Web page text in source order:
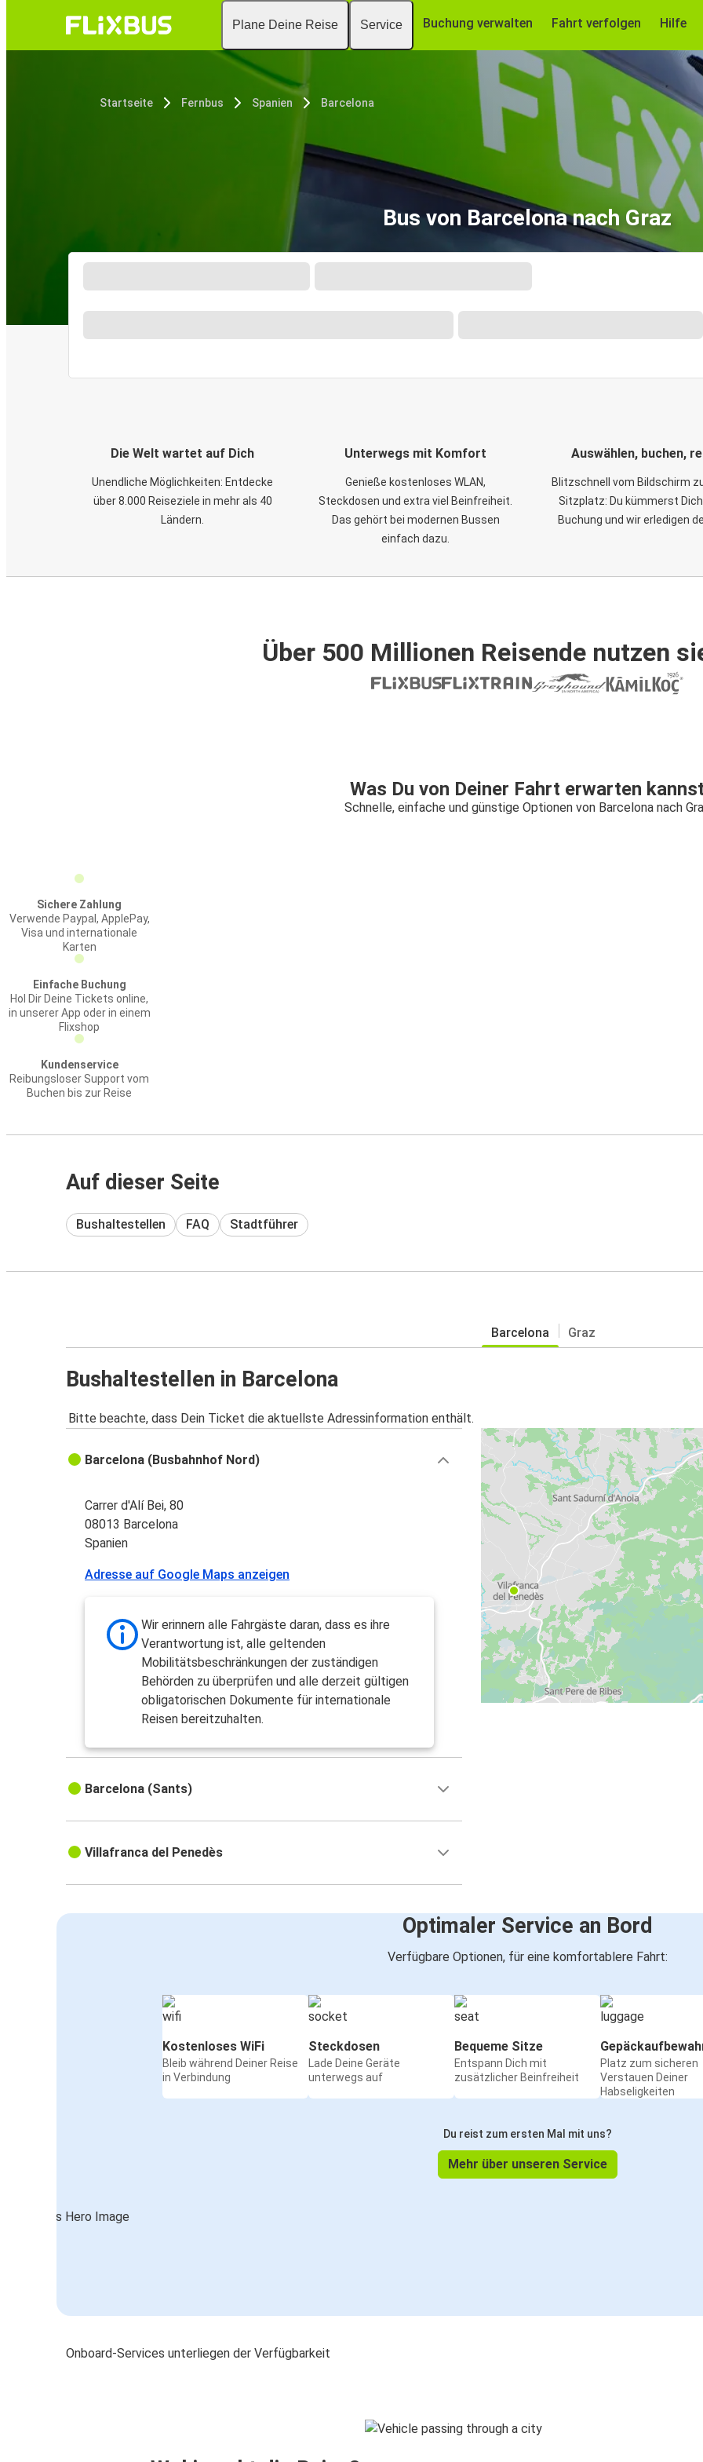
Plane Deine Reise Service Buchung verwalten Fahrt verfolgen Hilfe
Startseite Fernbus Spanien Barcelona
Bus von Barcelona nach Graz
Die Welt wartet auf Dich
Unendliche Möglichkeiten: Entdecke
über 8.000 Reiseziele in mehr als 40
Ländern.
Unterwegs mit Komfort
Genieße kostenloses WLAN,
Steckdosen und extra viel Beinfreiheit.
Das gehört bei modernen Bussen
einfach dazu.
Auswählen, buchen,
Blitzschnell vom Bildschirm
Sitzplatz: Du kümmerst
Buchung und wir erledigen
Über 500 Millionen Reisende nutzen
Was Du von Deiner Fahrt erwarten
Schnelle, einfache und günstige Optionen von Barcelona nach
Sichere Zahlung
Verwende Paypal, ApplePay,
Visa und internationale
Karten
Einfache Buchung
Hol Dir Deine Tickets online,
in unserer App oder in einem
Flixshop
Kundenservice
Reibungsloser Support vom
Buchen bis zur Reise
Auf dieser Seite
Bushaltestellen FAQ Stadtführer
Barcelona Graz
Bushaltestellen in Barcelona
Bitte beachte, dass Dein Ticket die aktuellste Adressinformation enthält.
Barcelona (Busbahnhof Nord)
Carrer d'Alí Bei, 80
08013 Barcelona
Spanien
Adresse auf Google Maps anzeigen
Wir erinnern alle Fahrgäste daran, dass es ihre
Verantwortung ist, alle geltenden
Mobilitätsbeschränkungen der zuständigen
Behörden zu überprüfen und alle derzeit gültigen
obligatorischen Dokumente für internationale
Reisen bereitzuhalten.
Barcelona (Sants)
Villafranca del Penedès
Optimaler Service an Bord
Verfügbare Optionen, für eine komfortablere Fahrt:
Kostenloses WiFi
Bleib während Deiner Reise
in Verbindung
Steckdosen
Lade Deine Geräte
unterwegs auf
Bequeme Sitze
Entspann Dich mit
zusätzlicher Beinfreiheit
Platz zum sicheren
Verstauen Deiner
Habseligkeiten
Du reist zum ersten Mal mit uns?
Mehr über unseren Service
Onboard-Services unterliegen der Verfügbarkeit